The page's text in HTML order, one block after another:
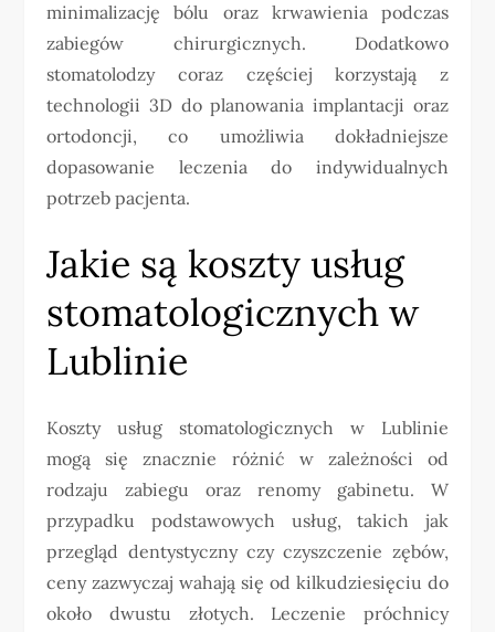
minimalizację bólu oraz krwawienia podczas
zabiegów chirurgicznych. Dodatkowo
stomatolodzy coraz częściej korzystają z
technologii 3D do planowania implantacji oraz
ortodoncji, co umożliwia dokładniejsze
dopasowanie leczenia do indywidualnych
potrzeb pacjenta.
Jakie są koszty usług
stomatologicznych w
Lublinie
Koszty usług stomatologicznych w Lublinie
mogą się znacznie różnić w zależności od
rodzaju zabiegu oraz renomy gabinetu. W
przypadku podstawowych usług, takich jak
przegląd dentystyczny czy czyszczenie zębów,
ceny zazwyczaj wahają się od kilkudziesięciu do
około dwustu złotych. Leczenie próchnicy